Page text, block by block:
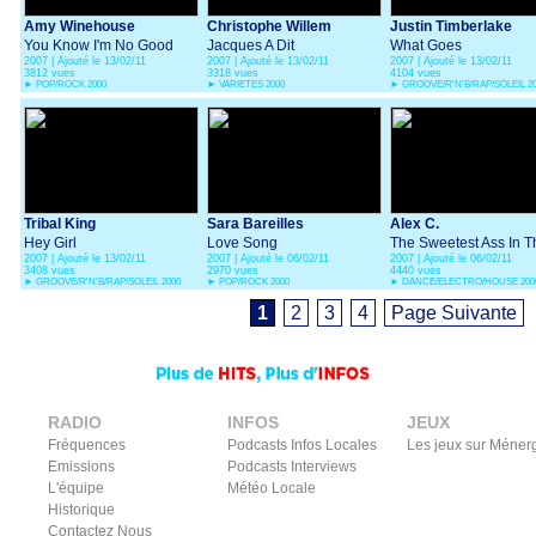
Amy Winehouse
You Know I'm No Good
2007 | Ajouté le 13/02/11
3812 vues
► POP/ROCK 2000
Christophe Willem
Jacques A Dit
2007 | Ajouté le 13/02/11
3318 vues
► VARIETES 2000
Justin Timberlake
What Goes
Around...Comes
2007 | Ajouté le 13/02/11
4104 vues
► GROOVE/R'N'B/RAP/SOLEIL
Tribal King
Hey Girl
2007 | Ajouté le 13/02/11
3408 vues
► GROOVE/R'N'B/RAP/SOLEIL 2000
Sara Bareilles
Love Song
2007 | Ajouté le 06/02/11
2970 vues
► POP/ROCK 2000
Alex C.
The Sweetest Ass In
World
2007 | Ajouté le 06/02/11
4440 vues
► DANCE/ELECTRO/HOUSE
1 2 3 4 Page Suivante
RADIO
Fréquences
Emissions
L'équipe
Historique
Contactez Nous
INFOS
Podcasts Infos Locales
Podcasts Interviews
Météo Locale
JEUX
Les jeux sur